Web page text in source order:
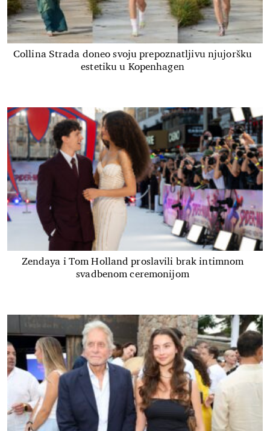
Collina Strada doneo svoju prepoznatljivu njujoršku
estetiku u Kopenhagen
Zendaya i Tom Holland proslavili brak intimnom
svadbenom ceremonijom